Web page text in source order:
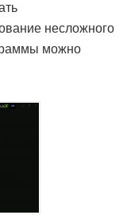
несложного
можно